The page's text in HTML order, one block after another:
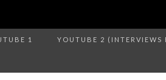
1 YOUTUBE 2 (INTERVIEWS